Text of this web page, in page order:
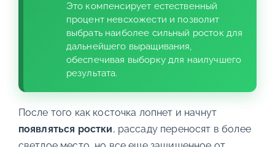
Это компенсирует естественный
процент невсхожести и позволит
выбрать наиболее сильный росток для
дальнейшего выращивания,
обеспечивая выборку для наилучшего
результата.
После того как косточка лопнет и начнут
появляться ростки, рассаду переносят в более